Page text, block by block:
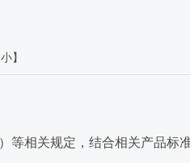
小】
相关规定，结合相关产品标